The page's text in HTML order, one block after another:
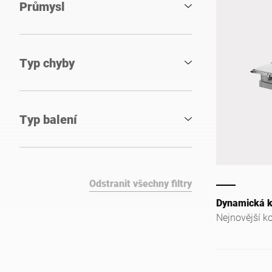
Průmysl
Typ chyby
Typ balení
Odstranit všechny filtry
Dynamická
Nejnovější